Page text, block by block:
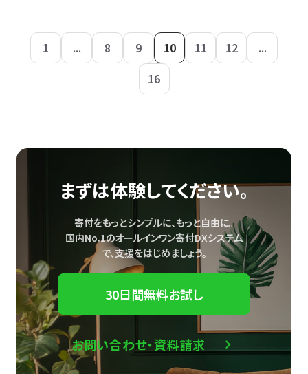
1 ... 8 9 10 11 12
...
16
まずは体験してください。
寄付をもっとシンプルに、もっと自由に。
国内No.1のオールインワン寄付DXシステム
で、支援をはじめましょう。
30日間無料お試し
お問い合わせ・資料請求